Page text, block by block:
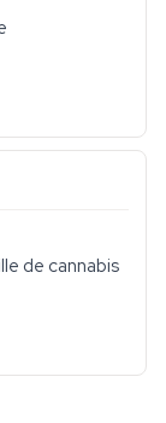
de cannabis